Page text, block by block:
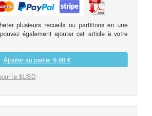
plusieurs recueils ou partitions en une
également ajouter cet article à votre
Ajouter au panier9,90 €
le $USD